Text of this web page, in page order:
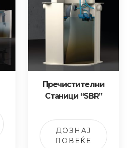
Пречистителни
Станици “SBR”
ДОЗНАЈ
ПОВЕЌЕ